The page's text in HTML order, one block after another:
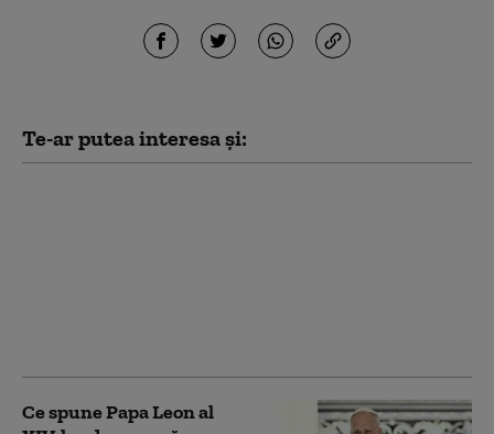
Te-ar putea interesa și:
Ce spune Papa Leon al